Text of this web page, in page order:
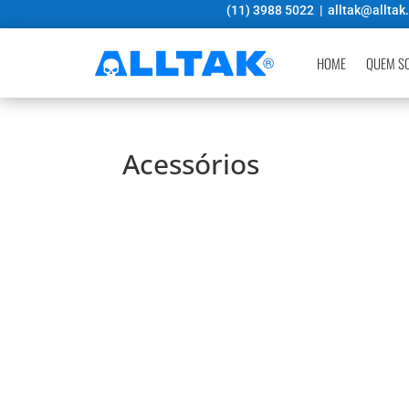
(11) 3988 5022 |
HOME QUEM
Acessórios